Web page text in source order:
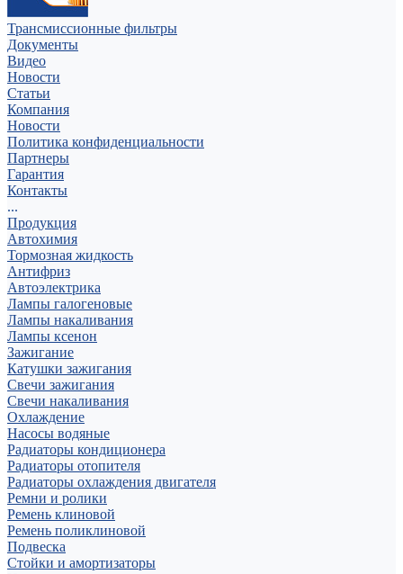
Трансмиссионные фильтры
Документы
Видео
Новости
Статьи
Компания
Новости
Политика конфиденциальности
Партнеры
Гарантия
Контакты
...
Продукция
Автохимия
Тормозная жидкость
Антифриз
Автоэлектрика
Лампы галогеновые
Лампы накаливания
Лампы ксенон
Зажигание
Катушки зажигания
Свечи зажигания
Свечи накаливания
Охлаждение
Насосы водяные
Радиаторы кондиционера
Радиаторы отопителя
Радиаторы охлаждения двигателя
Ремни и ролики
Ремень клиновой
Ремень поликлиновой
Подвеска
Стойки и амортизаторы